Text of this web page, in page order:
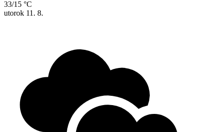
33/15 °C
utorok 11. 8.